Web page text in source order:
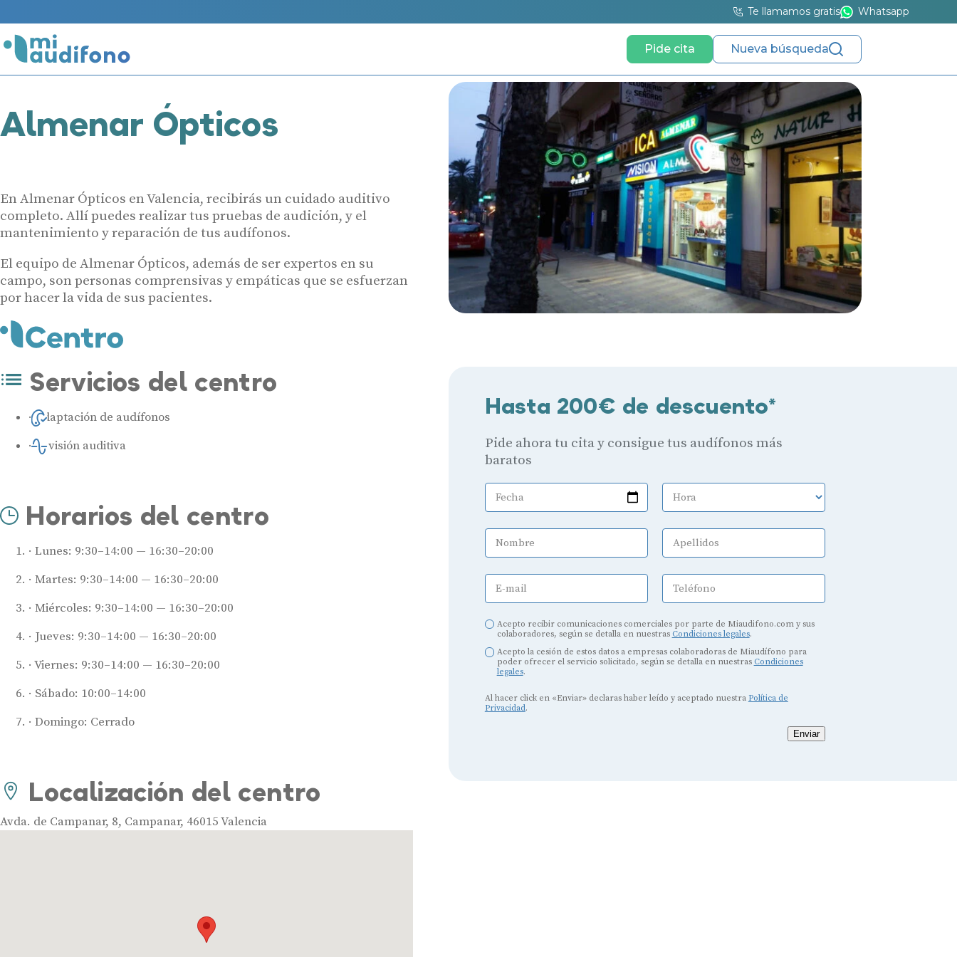
Te llamamos gratis Whatsapp
Pide cita Nueva búsqueda
Almenar Ópticos
En Almenar Ópticos en Valencia, recibirás un cuidado auditivo
completo. Allí puedes realizar tus pruebas de audición, y el
mantenimiento y reparación de tus audífonos.
El equipo de Almenar Ópticos, además de ser expertos en su
campo, son personas comprensivas y empáticas que se esfuerzan
por hacer la vida de sus pacientes.
Hasta 200€ de descuento*
Pide ahora tu cita y consigue tus audífonos más
baratos
Fecha Hora
Nombre Apellidos
E-mail Teléfono
Acepto recibir comunicaciones comerciales por parte de Miaudifono.com y sus
colaboradores, según se detalla en nuestras Condiciones legales.
Acepto la cesión de estos datos a empresas colaboradoras de Miaudífono para
poder ofrecer el servicio solicitado, según se detalla en nuestras Condiciones
legales.
Al hacer click en «Enviar» declaras haber leído y aceptado nuestra Política de
Privacidad.
Enviar
Servicios del centro
Adaptación de audífonos
Revisión auditiva
Horarios del centro
Lunes: 9:30–14:00 — 16:30–20:00
Martes: 9:30–14:00 — 16:30–20:00
Miércoles: 9:30–14:00 — 16:30–20:00
Jueves: 9:30–14:00 — 16:30–20:00
Viernes: 9:30–14:00 — 16:30–20:00
Sábado: 10:00–14:00
Domingo: Cerrado
Localización del centro
Avda. de Campanar, 8, Campanar, 46015 Valencia
Audífonos
Mejores marcas de audífonos
Tipos de audífonos para la sordera
Audífonos baratos
Audífonos invisibles
Audífonos recargables